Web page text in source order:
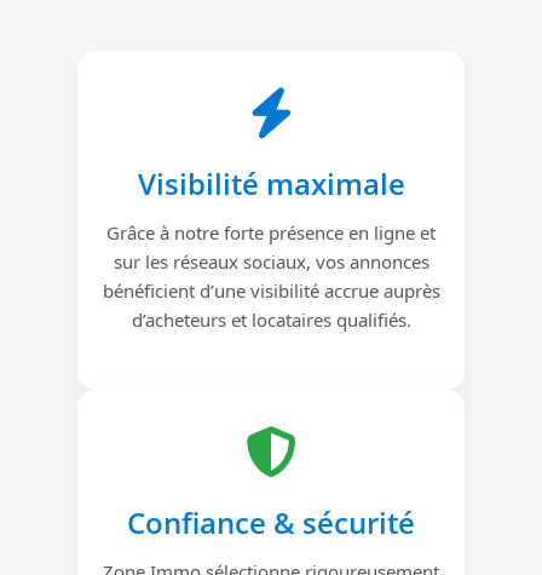
Visibilité maximale
Grâce à notre forte présence en ligne et
sur les réseaux sociaux, vos annonces
bénéficient d’une visibilité accrue auprès
d’acheteurs et locataires qualifiés.
Confiance & sécurité